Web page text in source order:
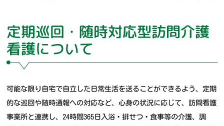
定期巡回・随時対応型訪問介護
看護について
可能な限り自宅で自立した日常生活を送ることができるよう、定期
的な巡回や随時通報への対応など、心身の状況に応じて、訪問看護
事業所と連携し、24時間365日入浴・排せつ・食事等の介護、調